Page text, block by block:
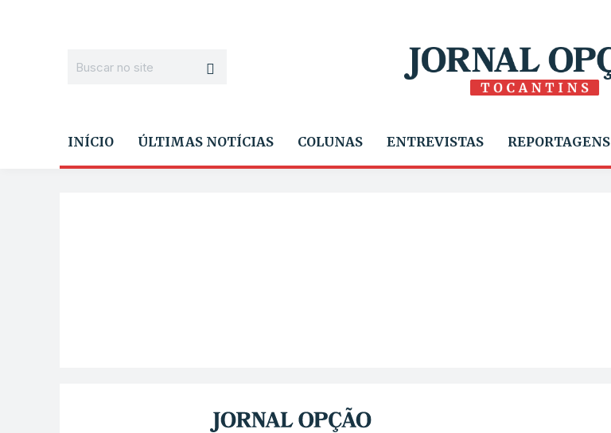
INÍCIO ÚLTIMAS NOTÍCIAS COLUNAS ENTREVISTAS REPORTAGENS